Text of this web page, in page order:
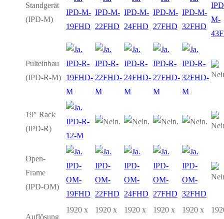
Standgerät
(IPD-M)
IPD-M-
19FHD
IPD-M-
22FHD
IPD-M-
24FHD
IPD-M-
27FHD
IPD-M-
32FHD
M-
Pulteinbau
(IPD-R-M)
IPD-R-
19FHD-
M
IPD-R-
22FHD-
M
IPD-R-
24FHD-
M
IPD-R-
27FHD-
M
IPD-R-
32FHD-
M
19″ Rack
(IPD-R)
IPD-R-
12-M
Open-
Frame
(IPD-OM)
IPD-
OM-
19FHD
IPD-
OM-
22FHD
IPD-
OM-
24FHD
IPD-
OM-
27FHD
IPD-
OM-
32FHD
Auflösung
1920 x
1920 x
1920 x
1920 x
1920 x